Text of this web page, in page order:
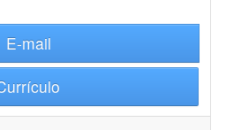
E-mail